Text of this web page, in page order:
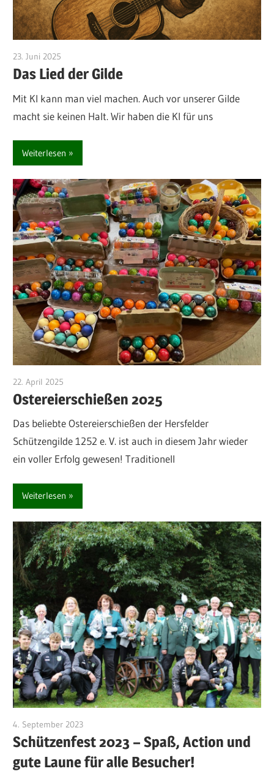
23. Juni 2025
Das Lied der Gilde
Mit KI kann man viel machen. Auch vor unserer Gilde
macht sie keinen Halt. Wir haben die KI für uns
Weiterlesen
22. April 2025
Ostereierschießen 2025
Das beliebte Ostereierschießen der Hersfelder
Schützengilde 1252 e. V. ist auch in diesem Jahr wieder
ein voller Erfolg gewesen! Traditionell
Weiterlesen
4. September 2023
Schützenfest 2023 – Spaß, Action und
gute Laune für alle Besucher!